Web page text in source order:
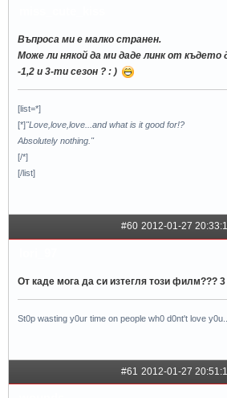
Въпроса ми е малко странен.
Може ли някой да ми даде линк от където
-1,2 и 3-ти сезон ? : )
[list=*]
[*]"Love,love,love...and what is it good for!?
Absolutely nothing."
[/*]
[/list]
#60 2012-01-27
От каде мога да си изтегля този филм???
St0p wasting y0ur time on people wh0 d0nt't love y0u..
#61 2012-01-27